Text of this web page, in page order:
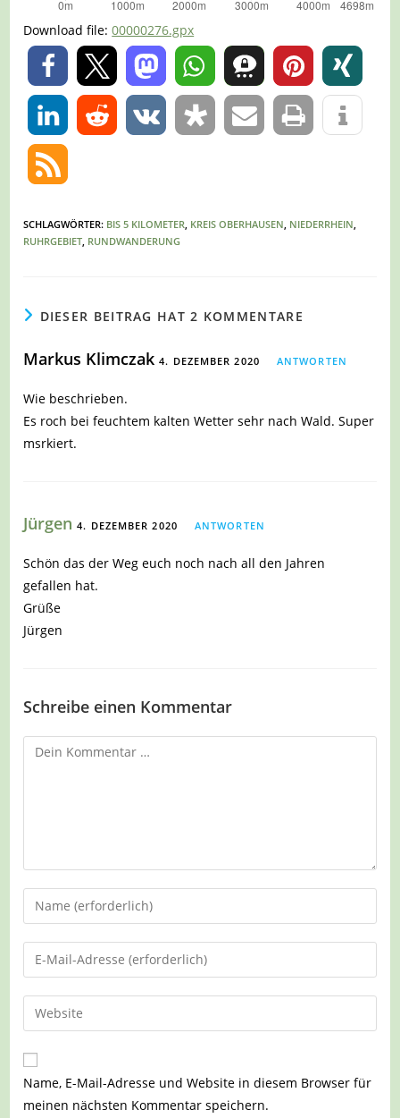
Download file:00000276.gpx
0
0
SCHLAGWÖRTER: BIS 5 KILOMETER KREIS OBERHAUSEN NIEDERRHEIN
RUHRGEBIET RUNDWANDERUNG
DIESER BEITRAG HAT 2 KOMMENTARE
Markus Klimczak4. DEZEMBER 2020 ANTWORTEN
Wie beschrieben.
Es roch bei feuchtem kalten Wetter sehr nach Wald. Super
msrkiert.
Jürgen 4. DEZEMBER 2020 ANTWORTEN
Schön das der Weg euch noch nach all den Jahren
gefallen hat.
Grüße
Jürgen
Schreibe einen Kommentar
Kommentar
Gib
deinen
Namen
oder
zum
Kommentieren
ein
Gib
deine
E-
Mail-
zum
Kommentieren
ein
Gib
deine
Website-
URL
Name, E-Mail-Adresse und Website in diesem Browser für
meinen nächsten Kommentar speichern.